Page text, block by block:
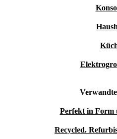
Perfekt in Form
Recycled.